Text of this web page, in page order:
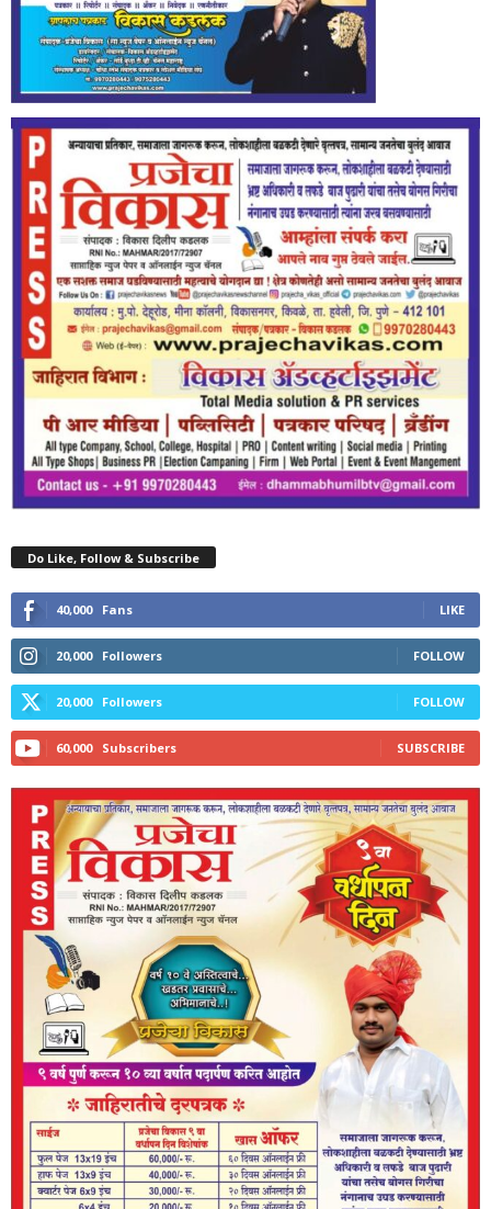
Do Like, Follow & Subscribe
40,000 Fans LIKE
20,000 Followers FOLLOW
20,000 Followers FOLLOW
60,000 Subscribers SUBSCRIBE